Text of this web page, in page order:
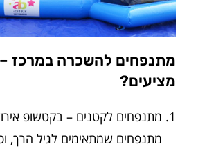
מתנפחים להשכרה במרכז
מציעים?
מתנפחים לקטנים – בקטשופ
מתנפחים שמתאימים לגיל הרך,